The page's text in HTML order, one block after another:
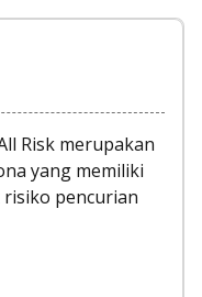
Risk merupakan
yang memiliki
pencurian